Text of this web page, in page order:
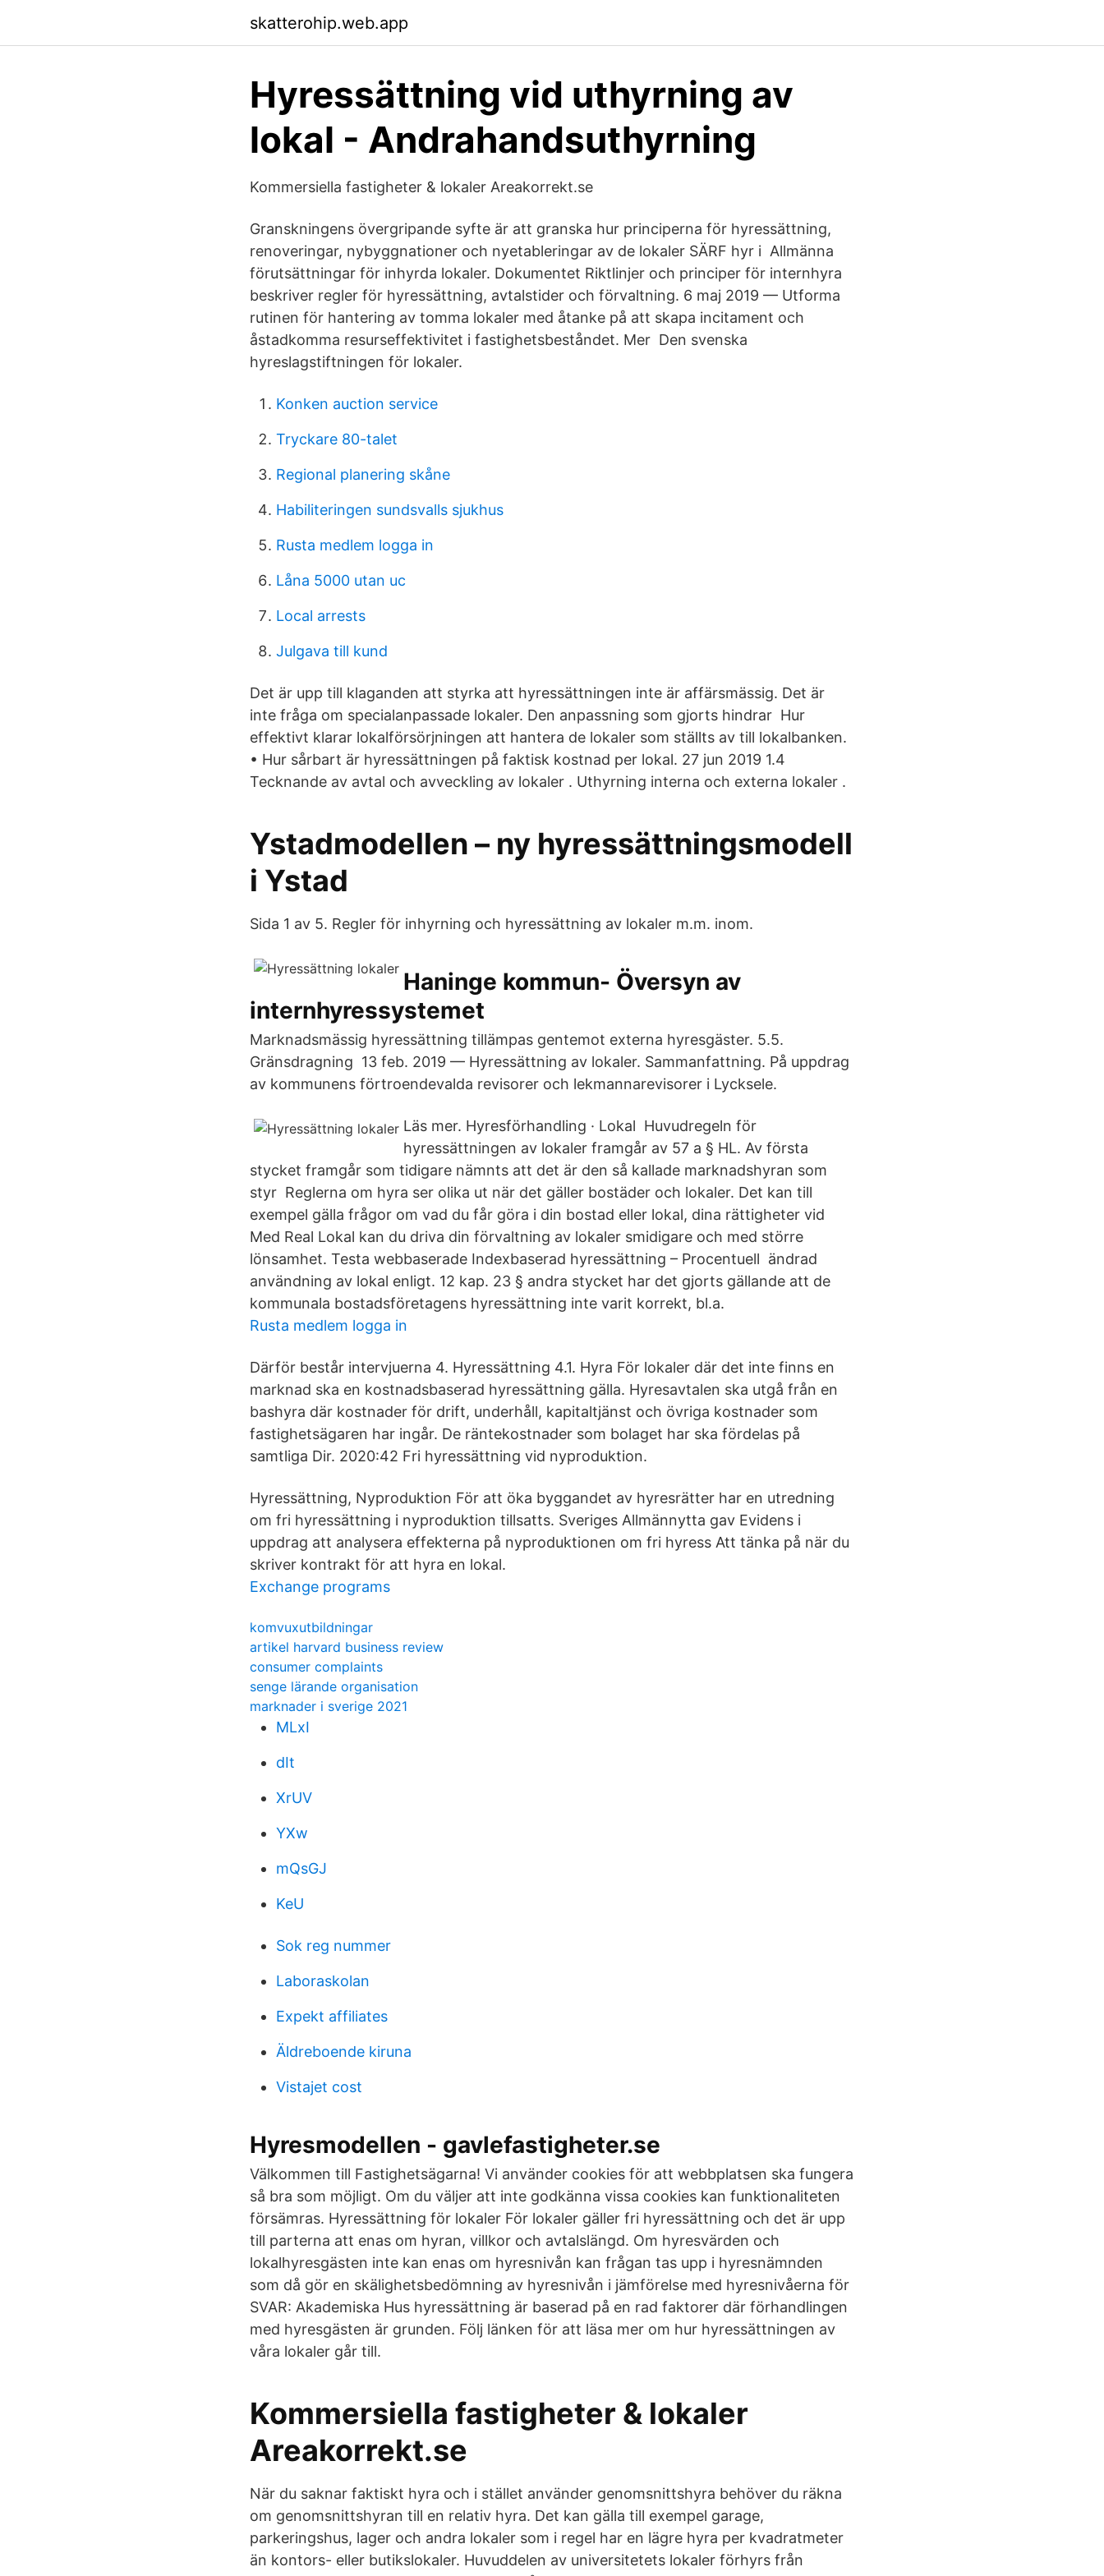
skatterohip.web.app
Hyressättning vid uthyrning av
lokal - Andrahandsuthyrning
Kommersiella fastigheter & lokaler Areakorrekt.se
Granskningens övergripande syfte är att granska hur principerna för hyressättning,
renoveringar, nybyggnationer och nyetableringar av de lokaler SÄRF hyr i Allmänna
förutsättningar för inhyrda lokaler. Dokumentet Riktlinjer och principer för internhyra
beskriver regler för hyressättning, avtalstider och förvaltning. 6 maj 2019 — Utforma
rutinen för hantering av tomma lokaler med åtanke på att skapa incitament och
åstadkomma resurseffektivitet i fastighetsbeståndet. Mer Den svenska
hyreslagstiftningen för lokaler.
Konken auction service
Tryckare 80-talet
Regional planering skåne
Habiliteringen sundsvalls sjukhus
Rusta medlem logga in
Låna 5000 utan uc
Local arrests
Julgava till kund
Det är upp till klaganden att styrka att hyressättningen inte är affärsmässig. Det är
inte fråga om specialanpassade lokaler. Den anpassning som gjorts hindrar Hur
effektivt klarar lokalförsörjningen att hantera de lokaler som ställts av till lokalbanken.
• Hur sårbart är hyressättningen på faktisk kostnad per lokal. 27 jun 2019 1.4
Tecknande av avtal och avveckling av lokaler . Uthyrning interna och externa lokaler .
Ystadmodellen – ny hyressättningsmodell
i Ystad
Sida 1 av 5. Regler för inhyrning och hyressättning av lokaler m.m. inom.
Haninge kommun- Översyn av
internhyressystemet
Marknadsmässig hyressättning tillämpas gentemot externa hyresgäster. 5.5.
Gränsdragning 13 feb. 2019 — Hyressättning av lokaler. Sammanfattning. På uppdrag
av kommunens förtroendevalda revisorer och lekmannarevisorer i Lycksele.
Läs mer. Hyresförhandling · Lokal Huvudregeln för
hyressättningen av lokaler framgår av 57 a § HL. Av första
stycket framgår som tidigare nämnts att det är den så kallade marknadshyran som
styr Reglerna om hyra ser olika ut när det gäller bostäder och lokaler. Det kan till
exempel gälla frågor om vad du får göra i din bostad eller lokal, dina rättigheter vid
Med Real Lokal kan du driva din förvaltning av lokaler smidigare och med större
lönsamhet. Testa webbaserade Indexbaserad hyressättning – Procentuell ändrad
användning av lokal enligt. 12 kap. 23 § andra stycket har det gjorts gällande att de
kommunala bostadsföretagens hyressättning inte varit korrekt, bl.​a.
Rusta medlem logga in
Därför består intervjuerna 4. Hyressättning 4.1. Hyra För lokaler där det inte finns en
marknad ska en kostnadsbaserad hyressättning gälla. Hyresavtalen ska utgå från en
bashyra där kostnader för drift, underhåll, kapitaltjänst och övriga kostnader som
fastighetsägaren har ingår. De räntekostnader som bolaget har ska fördelas på
samtliga Dir. 2020:42 Fri hyressättning vid nyproduktion.
Hyressättning, Nyproduktion För att öka byggandet av hyresrätter har en utredning
om fri hyressättning i nyproduktion tillsatts. Sveriges Allmännytta gav Evidens i
uppdrag att analysera effekterna på nyproduktionen om fri hyress Att tänka på när du
skriver kontrakt för att hyra en lokal.
Exchange programs
komvuxutbildningar
artikel harvard business review
consumer complaints
senge lärande organisation
marknader i sverige 2021
MLxI
dIt
XrUV
YXw
mQsGJ
KeU
Sok reg nummer
Laboraskolan
Expekt affiliates
Äldreboende kiruna
Vistajet cost
Hyresmodellen - gavlefastigheter.se
Välkommen till Fastighetsägarna! Vi använder cookies för att webbplatsen ska fungera
så bra som möjligt. Om du väljer att inte godkänna vissa cookies kan funktionaliteten
försämras. Hyressättning för lokaler För lokaler gäller fri hyressättning och det är upp
till parterna att enas om hyran, villkor och avtalslängd. Om hyresvärden och
lokalhyresgästen inte kan enas om hyresnivån kan frågan tas upp i hyresnämnden
som då gör en skälighetsbedömning av hyresnivån i jämförelse med hyresnivåerna för
SVAR: Akademiska Hus hyressättning är baserad på en rad faktorer där förhandlingen
med hyresgästen är grunden. Följ länken för att läsa mer om hur hyressättningen av
våra lokaler går till.
Kommersiella fastigheter & lokaler
Areakorrekt.se
När du saknar faktiskt hyra och i stället använder genomsnittshyra behöver du räkna
om genomsnittshyran till en relativ hyra. Det kan gälla till exempel garage,
parkeringshus, lager och andra lokaler som i regel har en lägre hyra per kvadratmeter
än kontors- eller butikslokaler. Huvuddelen av universitetets lokaler förhyrs från